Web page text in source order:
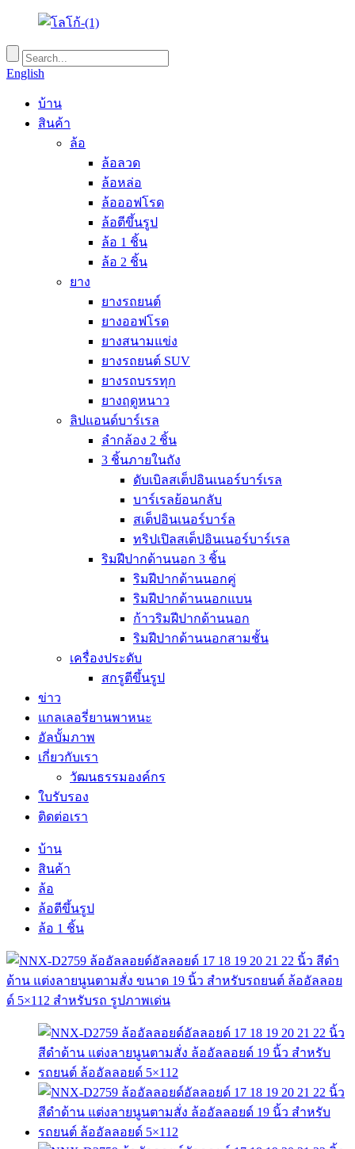
English
บ้าน
สินค้า
ล้อ
ล้อลวด
ล้อหล่อ
ล้อออฟโรด
ล้อตีขึ้นรูป
ล้อ 1 ชิ้น
ล้อ 2 ชิ้น
ยาง
ยางรถยนต์
ยางออฟโรด
ยางสนามแข่ง
ยางรถยนต์ SUV
ยางรถบรรทุก
ยางฤดูหนาว
ลิปแอนด์บาร์เรล
ลำกล้อง 2 ชิ้น
3 ชิ้นภายในถัง
ดับเบิลสเต็ปอินเนอร์บาร์เรล
บาร์เรลย้อนกลับ
สเต็ปอินเนอร์บาร์ล
ทริปเปิลสเต็ปอินเนอร์บาร์เรล
ริมฝีปากด้านนอก 3 ชิ้น
ริมฝีปากด้านนอกคู่
ริมฝีปากด้านนอกแบน
ก้าวริมฝีปากด้านนอก
ริมฝีปากด้านนอกสามชั้น
เครื่องประดับ
สกรูตีขึ้นรูป
ข่าว
แกลเลอรี่ยานพาหนะ
อัลบั้มภาพ
เกี่ยวกับเรา
วัฒนธรรมองค์กร
ใบรับรอง
ติดต่อเรา
บ้าน
สินค้า
ล้อ
ล้อตีขึ้นรูป
ล้อ 1 ชิ้น